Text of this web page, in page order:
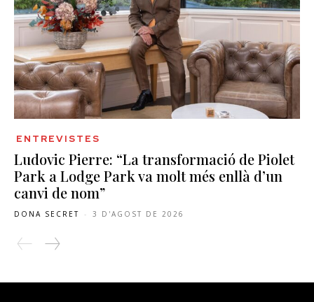
ENTREVISTES
Ludovic Pierre: “La transformació de Piolet
Park a Lodge Park va molt més enllà d’un
canvi de nom”
DONA SECRET - 3 D'AGOST DE 2026